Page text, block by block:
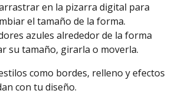
en la pizarra digital para
el tamaño de la forma.
azules alrededor de la forma
su tamaño, girarla o moverla.
como bordes, relleno y efectos
con tu diseño.